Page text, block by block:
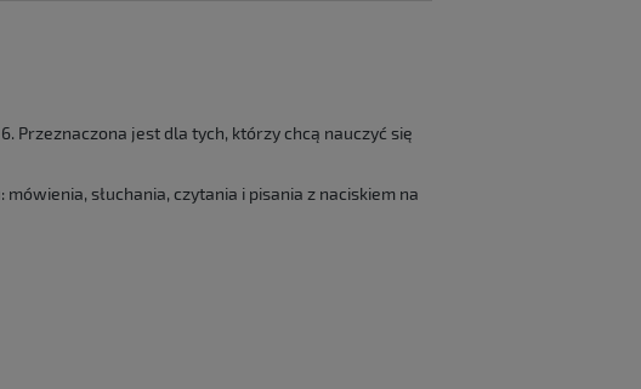
Przeznaczona jest dla tych, którzy chcą nauczyć się
słuchania, czytania i pisania z naciskiem na